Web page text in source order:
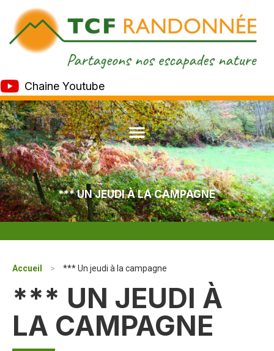
Chaine Youtube
*** UN JEUDI À LA CAMPAGNE
Accueil > *** Un jeudi à la campagne
*** UN JEUDI À
LA CAMPAGNE